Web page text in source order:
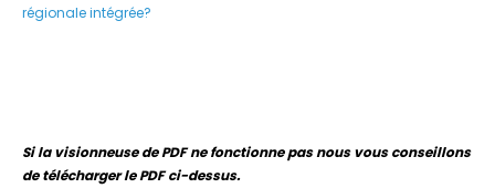
régionale intégrée?
Si la visionneuse de PDF ne fonctionne pas nous vous conseillons
de télécharger le PDF ci-dessus.